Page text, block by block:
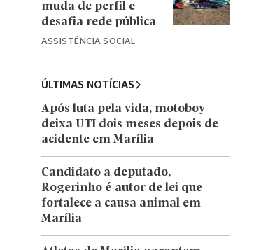
ASSISTÊNCIA SOCIAL
muda de perfil e
desafia rede pública
ÚLTIMAS NOTÍCIAS
Após luta pela vida, motoboy
deixa UTI dois meses depois de
acidente em Marília
Candidato a deputado,
Rogerinho é autor de lei que
fortalece a causa animal em
Marília